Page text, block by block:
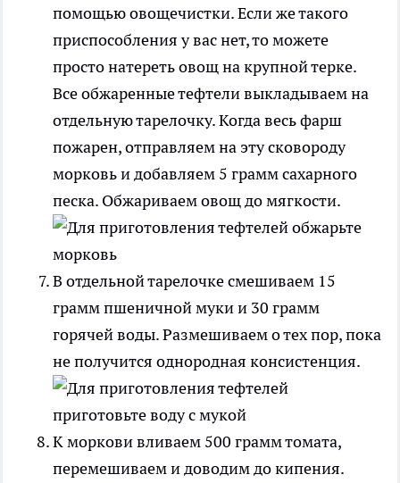
помощью овощечистки. Если же такого
приспособления у вас нет, то можете
просто натереть овощ на крупной терке.
Все обжаренные тефтели выкладываем на
отдельную тарелочку. Когда весь фарш
пожарен, отправляем на эту сковороду
морковь и добавляем 5 грамм сахарного
песка. Обжариваем овощ до мягкости.
В отдельной тарелочке смешиваем 15
грамм пшеничной муки и 30 грамм
горячей воды. Размешиваем о тех пор, пока
не получится однородная консистенция.
К моркови вливаем 500 грамм томата,
перемешиваем и доводим до кипения.